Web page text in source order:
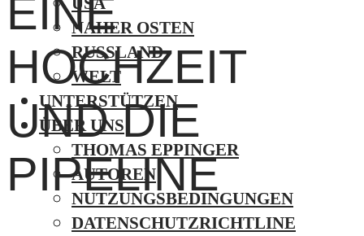
NAHER OSTEN
RUSSLAND
WELT
UNTERSTÜTZEN
ÜBER UNS
THOMAS EPPINGER
AUTOREN
NUTZUNGSBEDINGUNGEN
DATENSCHUTZRICHTLINE
EINE
HOCHZEIT
UND DIE
PIPELINE